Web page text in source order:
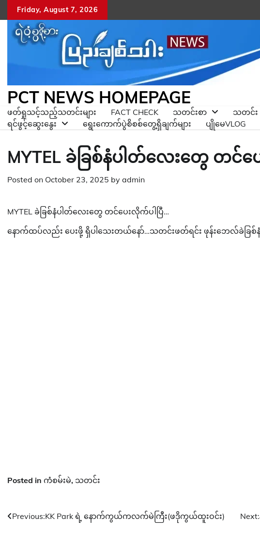
content
Friday, August 7, 2026
PCT NEWS HOMEPAGE
ဖတ်ရှုသင့်သည့်သတင်းများ FACT CHECK သတင်းစာ သတင်း
ရင်ဖွင့်ဆွေးနွေး
ရွေးကောက်ပွဲစိစစ်တွေ့ရှိချက်များ ပျိုမေVLOG
MYTEL ခဲခြစ်နံပါတ်လေးတွေ တင်ပ
Posted on October 23, 2025 by admin
MYTEL ခဲခြစ်နံပါတ်လေးတွေ တင်ပေးလိုက်ပါပြီ…
နောက်ထပ်လည်း ပေးဖို့ ရှိပါသေးတယ်နော်…သတင်းဖတ်ရင်း ဖုန်းဘေလ်ခဲခြစ်
Posted in ကံစမ်းမဲ, သတင်း
Post
Previous:KK Park ရဲ့ နောက်ကွယ်ကလက်မဲကြီး(ဖဒိုကွယ်ထူးဝင်း) Next: